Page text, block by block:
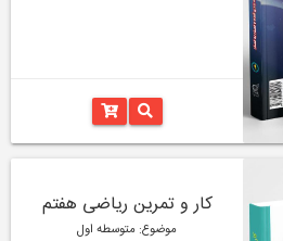
کار و تمرین ریاضی هفتم
موضوع: متوسطه اول